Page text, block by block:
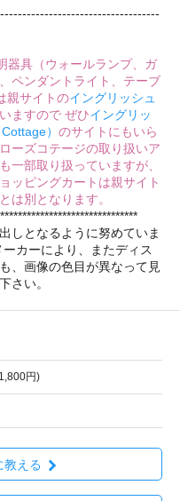
器具（ウォールランプ、ガ
ペンダントライト、テーブ
親サイトのイングリッシュ
ますので ぜひイングリッ
） のサイトにもいら
ーズコテージの取り扱いア
一部取り扱っていますが、
ッピングカートは親サイト
とは別となります。
しとなるように努めていま
カーにより、またディス
、画像の色目が異なって見
さい。
円)
教える